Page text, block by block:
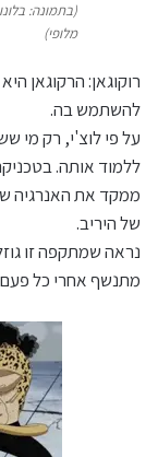
(בתמונה:
מלופי)
רוקוגאן: הרקוגאן
להשתמש בה.
על פי לוצ'י, רק מי
ללמוד אותה.
ממקד את האנרגיה
של היריב.
נראה שמתקפה זו
מתנשף אחרי כל